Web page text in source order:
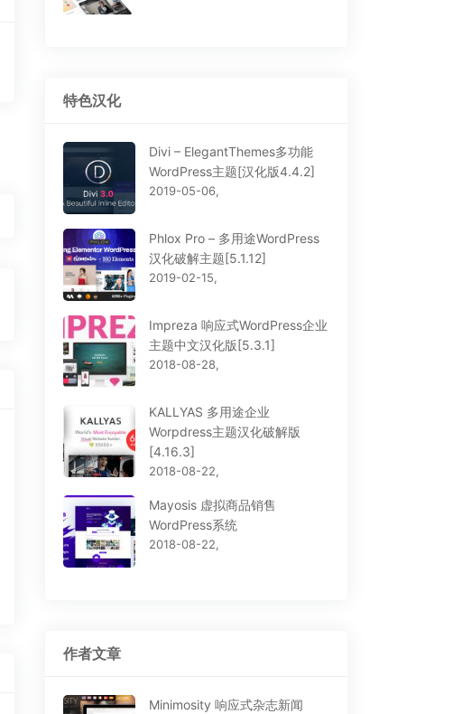
特色汉化
Divi – ElegantThemes多功能
WordPress主题[汉化版4.4.2]
2019-05-06,
Phlox Pro – 多用途WordPress
汉化破解主题[5.1.12]
2019-02-15,
Impreza 响应式WordPress企业
主题中文汉化版[5.3.1]
2018-08-28,
KALLYAS 多用途企业
Worpdress主题汉化破解版
[4.16.3]
2018-08-22,
Mayosis 虚拟商品销售
WordPress系统
2018-08-22,
作者文章
Minimosity 响应式杂志新闻